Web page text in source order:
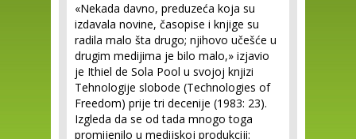
«Nekada davno, preduzeća koja su
izdavala novine, časopise i knjige su
radila malo šta drugo; njihovo učešće u
drugim medijima je bilo malo,» izjavio
je Ithiel de Sola Pool u svojoj knjizi
Tehnologije slobode (Technologies of
Freedom) prije tri decenije (1983: 23).
Izgleda da se od tada mnogo toga
promijenilo u medijskoj produkciji: